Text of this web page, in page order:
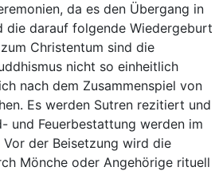
da es den Übergang in
die darauf folgende Wiedergeburt
Christentum sind die
nicht so einheitlich
nach dem Zusammenspiel von
Es werden Sutren rezitiert und
und Feuerbestattung werden im
der Beisetzung wird die
Mönche oder Angehörige rituell